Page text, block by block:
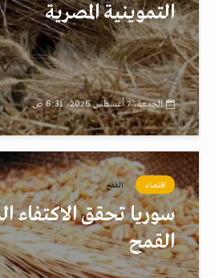
التموينية المصرية
الجمعة، 7 أغسطس 2026، 6:31 ص
اقتصاد القمح
سوريا تحقق الاكتفاء
القمح